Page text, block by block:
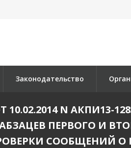
Законодательство
N АКПИ13-
ПЕРВОГО И
СООБЩЕНИЙ О